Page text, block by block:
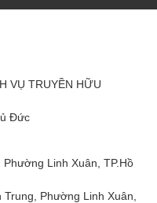
chỉnh độ sáng linh hoạt
sắc chính xác, gần với
tiên tiến của đèn cũng
khi thay đổi độ sáng.
VỤ TRUYỀN HỮU
Đức
Linh Xuân, TP.Hồ
Phường Linh Xuân,